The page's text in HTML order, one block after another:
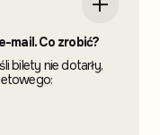
mail. Co zrobić?
bilety nie dotarły,